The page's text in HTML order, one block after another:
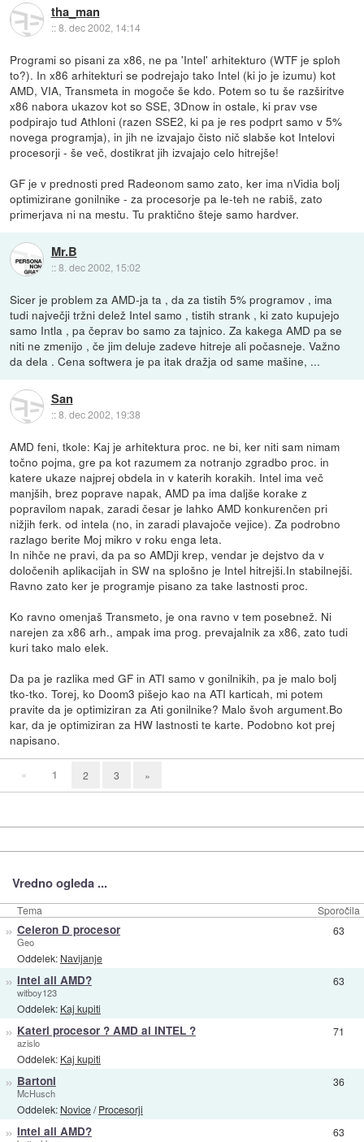
tha_man
::8. dec 2002, 14:14
Programi so pisani za x86, ne pa 'Intel' arhitekturo (WTF je sploh
to?). In x86 arhitekturi se podrejajo tako Intel (ki jo je izumu) kot
AMD, VIA, Transmeta in mogoče še kdo. Potem so tu še razširitve
x86 nabora ukazov kot so SSE, 3Dnow in ostale, ki prav vse
podpirajo tud Athloni (razen SSE2, ki pa je res podprt samo v 5%
novega programja), in jih ne izvajajo čisto nič slabše kot Intelovi
procesorji - še več, dostikrat jih izvajajo celo hitrejše!
GF je v prednosti pred Radeonom samo zato, ker ima nVidia bolj
optimizirane gonilnike - za procesorje pa le-teh ne rabiš, zato
primerjava ni na mestu. Tu praktično šteje samo hardver.
Mr.B
::8. dec 2002, 15:02
Sicer je problem za AMD-ja ta , da za tistih 5% programov , ima
tudi največji tržni delež Intel samo , tistih strank , ki zato kupujejo
samo Intla , pa čeprav bo samo za tajnico. Za kakega AMD pa se
niti ne zmenijo , če jim deluje zadeve hitreje ali počasneje. Važno
da dela . Cena softwera je pa itak dražja od same mašine, ...
San
::8. dec 2002, 19:38
AMD feni, tkole: Kaj je arhitektura proc. ne bi, ker niti sam nimam
točno pojma, gre pa kot razumem za notranjo zgradbo proc. in
katere ukaze najprej obdela in v katerih korakih. Intel ima več
manjših, brez poprave napak, AMD pa ima daljše korake z
popravilom napak, zaradi česar je lahko AMD konkurenčen pri
nižjih ferk. od intela (no, in zaradi plavajoče vejice). Za podrobno
razlago berite Moj mikro v roku enga leta.
In nihče ne pravi, da pa so AMDji krep, vendar je dejstvo da v
določenih aplikacijah in SW na splošno je Intel hitrejši.In stabilnejši.
Ravno zato ker je programje pisano za take lastnosti proc.
Ko ravno omenjaš Transmeto, je ona ravno v tem posebnež. Ni
narejen za x86 arh., ampak ima prog. prevajalnik za x86, zato tudi
kuri tako malo elek.
Da pa je razlika med GF in ATI samo v gonilnikih, pa je malo bolj
tko-tko. Torej, ko Doom3 pišejo kao na ATI karticah, mi potem
pravite da je optimiziran za Ati gonilnike? Malo švoh argument.Bo
kar, da je optimiziran za HW lastnosti te karte. Podobno kot prej
napisano.
« 1 2 3 »
Vredno ogleda ...
Tema Sporočila
» Celeron D procesor
Geo
Oddelek: Navijanje
63
» Intel ali AMD?
witboy123
Oddelek: Kaj kupiti
63
» Kateri procesor ? AMD al INTEL ?
azislo
Oddelek: Kaj kupiti
71
» Bartoni
McHusch
Oddelek: Novice/Procesorji
36
» Intel ali AMD? 63